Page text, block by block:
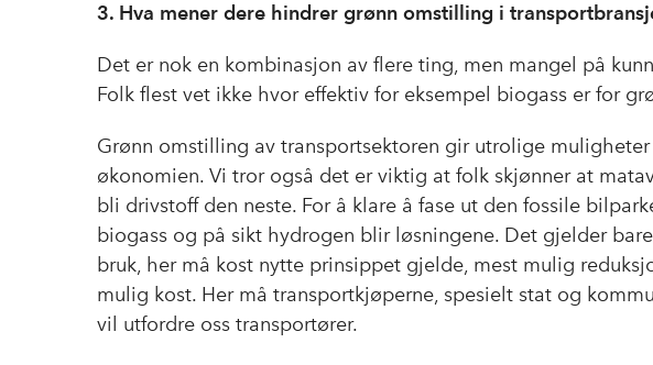
3. Hva mener dere hindrer grønn omstilling i
Det er nok en kombinasjon av flere ting, men mangel på
Folk flest vet ikke hvor effektiv for eksempel biogass er for
Grønn omstilling av transportsektoren gir utrolige
økonomien. Vi tror også det er viktig at folk skjønner at
bli drivstoff den neste. For å klare å fase ut den fossile
biogass og på sikt hydrogen blir løsningene. Det gjelder
bruk, her må kost nytte prinsippet gjelde, mest mulig
mulig kost. Her må transportkjøperne, spesielt stat og
vil utfordre oss transportører.